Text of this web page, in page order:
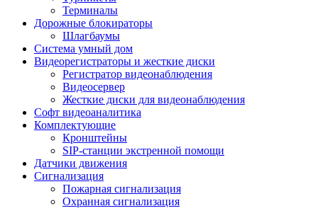
Терминалы
Дорожные блокираторы
Шлагбаумы
Cистема умный дом
Видеорегистраторы и жесткие диски
Регистратор видеонаблюдения
Видеосервер
Жесткие диски для видеонаблюдения
Софт видеоаналитика
Комплектующие
Кронштейны
SIP-станции экстренной помощи
Датчики движения
Сигнализация
Пожарная сигнализация
Охранная сигнализация